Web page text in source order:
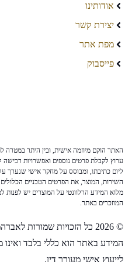
אודותינו
יצירת קשר
מפת אתר
פייסבוק
האתר הוקם מיוזמה אישית, ובין היתר
ערוץ לקבלת פרטים נוספים ואפשרויות רכישה
ליום כתיבתו, ומבוסס על מחקר אישי שנערך
השירות, המוצר, את הפרטים הטכניים
מלוא המידע הרלוונטי על המוצרים יש לפנות
המוזכרים באתר.
© 2026 כל הזכויות שמורות לאברהמי רוזן ושות'
המידע באתר הוא כללי בלבד ואינו
לייעוץ אישי מעורך דין.